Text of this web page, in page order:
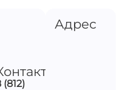
(812)
Адрес